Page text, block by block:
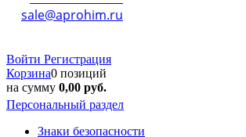
sale@aprohim.ru
Войти Регистрация
Корзина0 позиций
на сумму 0,00 руб.
Персональный раздел
Знаки безопасности